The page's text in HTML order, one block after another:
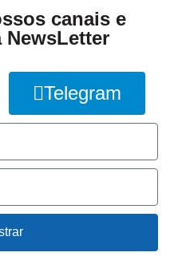
canais e
NewsLetter
Telegram